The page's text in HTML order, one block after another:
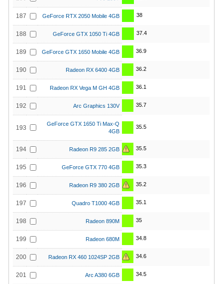
187 GeForce RTX 2050 Mobile 4GB 38
188 GeForce GTX 1050 Ti 4GB 37.4
189 GeForce GTX 1650 Mobile 4GB 36.9
190 Radeon RX 6400 4GB 36.2
191 Radeon RX Vega M GH 4GB 36.1
192 Arc Graphics 130V 35.7
193
GeForce GTX 1650 Ti Max-Q
4GB
35.5
194 Radeon R9 285 2GB 35.5
195 GeForce GTX 770 4GB 35.3
196 Radeon R9 380 2GB 35.2
197 Quadro T1000 4GB 35.1
198 Radeon 890M 35
199 Radeon 680M 34.8
200 Radeon RX 460 1024SP 2GB 34.6
201 Arc A380 6GB 34.5